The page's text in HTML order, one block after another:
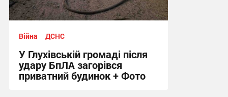
Війна ДСНС
У Глухівській громаді після
удару БпЛА загорівся
приватний будинок + Фото